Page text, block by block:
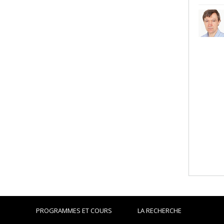
PROGRAMMES ET COURS LA RECHERCHE